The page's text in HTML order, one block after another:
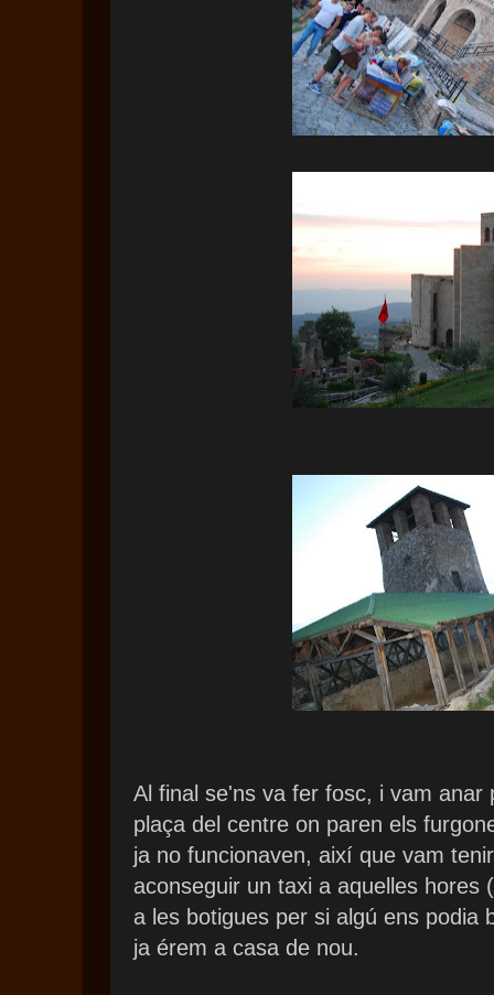
Al final se'ns va fer fosc, i vam anar
plaça del centre on paren els
ja no funcionaven, així que vam
aconseguir un taxi a aquelles hores
a les botigues per si algú ens podia
ja érem a casa de nou.